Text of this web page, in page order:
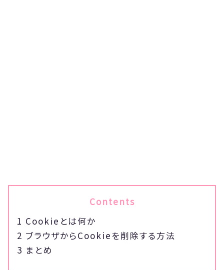
Contents
1 Cookieとは何か
2 ブラウザからCookieを削除する方法
3 まとめ